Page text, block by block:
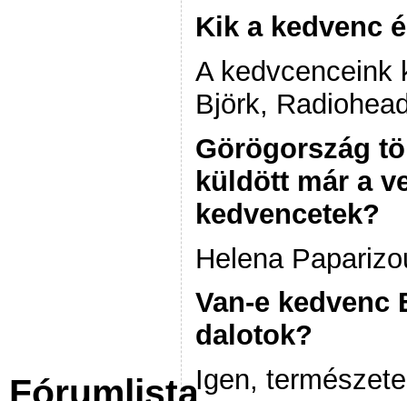
Kik a kedvenc
A kedvcenceink
Björk,
Görögország
küldött már a
kedvencetek?
Helena
Van-e kedvenc
dalotok?
Igen,